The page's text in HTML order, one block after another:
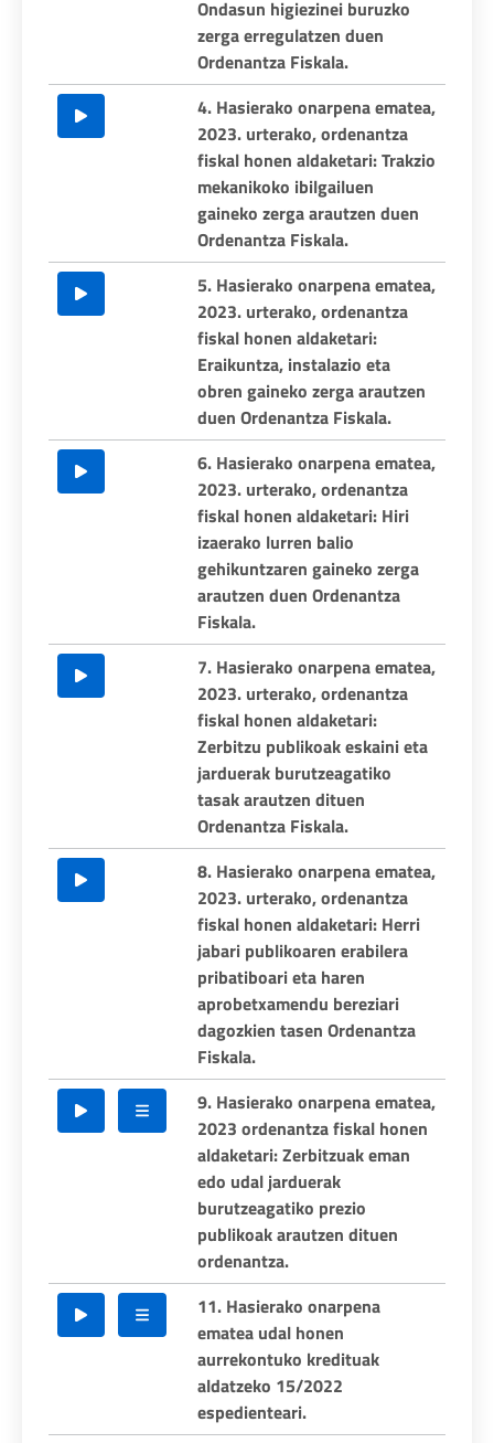
Ondasun higiezinei buruzko
zerga erregulatzen duen
Ordenantza Fiskala.
4. Hasierako onarpena ematea,
2023. urterako, ordenantza
fiskal honen aldaketari: Trakzio
mekanikoko ibilgailuen
gaineko zerga arautzen duen
Ordenantza Fiskala.
5. Hasierako onarpena ematea,
2023. urterako, ordenantza
fiskal honen aldaketari:
Eraikuntza, instalazio eta
obren gaineko zerga arautzen
duen Ordenantza Fiskala.
6. Hasierako onarpena ematea,
2023. urterako, ordenantza
fiskal honen aldaketari: Hiri
izaerako lurren balio
gehikuntzaren gaineko zerga
arautzen duen Ordenantza
Fiskala.
7. Hasierako onarpena ematea,
2023. urterako, ordenantza
fiskal honen aldaketari:
Zerbitzu publikoak eskaini eta
jarduerak burutzeagatiko
tasak arautzen dituen
Ordenantza Fiskala.
8. Hasierako onarpena ematea,
2023. urterako, ordenantza
fiskal honen aldaketari: Herri
jabari publikoaren erabilera
pribatiboari eta haren
aprobetxamendu bereziari
dagozkien tasen Ordenantza
Fiskala.
9. Hasierako onarpena ematea,
2023 ordenantza fiskal honen
aldaketari: Zerbitzuak eman
edo udal jarduerak
burutzeagatiko prezio
publikoak arautzen dituen
ordenantza.
11. Hasierako onarpena
ematea udal honen
aurrekontuko kredituak
aldatzeko 15/2022
espedienteari.